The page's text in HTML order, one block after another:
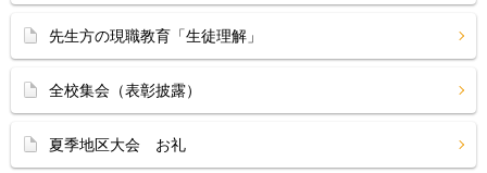
先生方の現職教育「生徒理解」
全校集会（表彰披露）
夏季地区大会 お礼